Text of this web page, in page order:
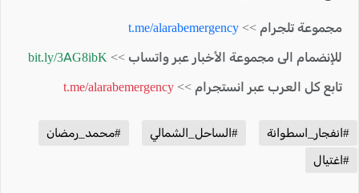
مجموعة تلجرام >> t.me/alarabemergency
للإنضمام الى مجموعة الأخبار عبر واتساب >> bit.ly/3AG8ibK
تابع كل العرب عبر انستجرام >> t.me/alarabemergency
#انفجار_اسطوانة #الساحل_الشمالي
#محمد_رمضان
#اغتيال